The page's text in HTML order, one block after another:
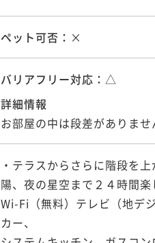
ペット可否： ×
バリアフリー対応： △
詳細情報
お部屋の中は段差がありま
・テラスからさらに階段を
陽、夜の星空まで２４時間楽
Wi-Fi（無料）テレビ（地デ
カー、